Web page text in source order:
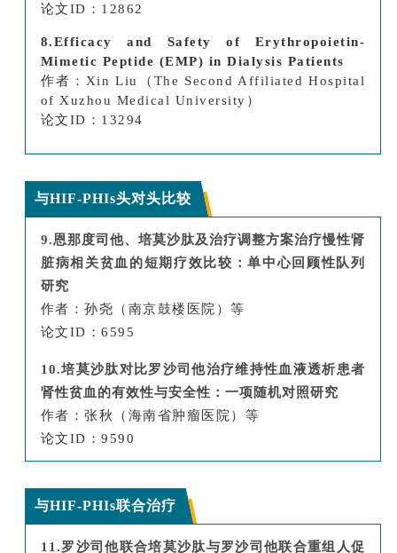
论文ID：12862
8.Efficacy and Safety of Erythropoietin-
Mimetic Peptide (EMP) in Dialysis Patients
作者：Xin Liu（The Second Affiliated Hospital
of Xuzhou Medical University）
论文ID：13294
与HIF-PHIs头对头比较
9.恩那度司他、培莫沙肽及治疗调整方案治疗慢性肾
脏病相关贫血的短期疗效比较：单中心回顾性队列
研究
作者：孙尧（南京鼓楼医院）等
论文ID：6595
10.培莫沙肽对比罗沙司他治疗维持性血液透析患者
肾性贫血的有效性与安全性：一项随机对照研究
作者：张秋（海南省肿瘤医院）等
论文ID：9590
与HIF-PHIs联合治疗
11.罗沙司他联合培莫沙肽与罗沙司他联合重组人促